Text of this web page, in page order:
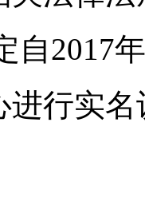
自2017
进行实名